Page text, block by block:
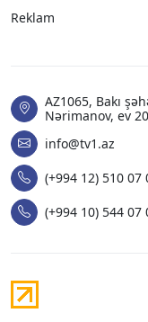
Reklam
AZ1065, Bakı
Nərimanov, ev
info@tv1.az
(+994 12) 510 07
(+994 10) 544 07